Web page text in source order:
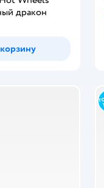
дракон